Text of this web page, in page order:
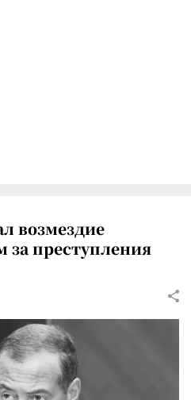
возмездие
преступления